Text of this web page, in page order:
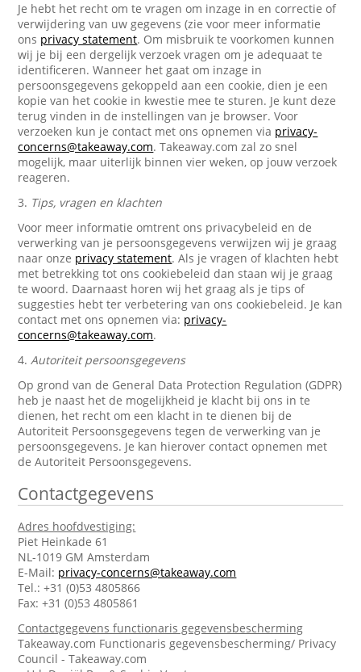
Je hebt het recht om te vragen om inzage in en correctie of
verwijdering van uw gegevens (zie voor meer informatie
ons privacy statement. Om misbruik te voorkomen kunnen
wij je bij een dergelijk verzoek vragen om je adequaat te
identificeren. Wanneer het gaat om inzage in
persoonsgegevens gekoppeld aan een cookie, dien je een
kopie van het cookie in kwestie mee te sturen. Je kunt deze
terug vinden in de instellingen van je browser. Voor
verzoeken kun je contact met ons opnemen via privacy-
concerns@takeaway.com. Takeaway.com zal zo snel
mogelijk, maar uiterlijk binnen vier weken, op jouw verzoek
reageren.
3. Tips, vragen en klachten
Voor meer informatie omtrent ons privacybeleid en de
verwerking van je persoonsgegevens verwijzen wij je graag
naar onze privacy statement. Als je vragen of klachten hebt
met betrekking tot ons cookiebeleid dan staan wij je graag
te woord. Daarnaast horen wij het graag als je tips of
suggesties hebt ter verbetering van ons cookiebeleid. Je kan
contact met ons opnemen via: privacy-
concerns@takeaway.com.
4.Autoriteit persoonsgegevens
Op grond van de General Data Protection Regulation (GDPR)
heb je naast het de mogelijkheid je klacht bij ons in te
dienen, het recht om een klacht in te dienen bij de
Autoriteit Persoonsgegevens tegen de verwerking van je
persoonsgegevens. Je kan hierover contact opnemen met
de Autoriteit Persoonsgegevens.
Contactgegevens
Adres hoofdvestiging:
Piet Heinkade 61
NL-1019 GM Amsterdam
E-Mail: privacy-concerns@takeaway.com
Tel.: +31 (0)53 4805866
Fax: +31 (0)53 4805861
Contactgegevens functionaris gegevensbescherming
Takeaway.com Functionaris gegevensbescherming/ Privacy
Council - Takeaway.com